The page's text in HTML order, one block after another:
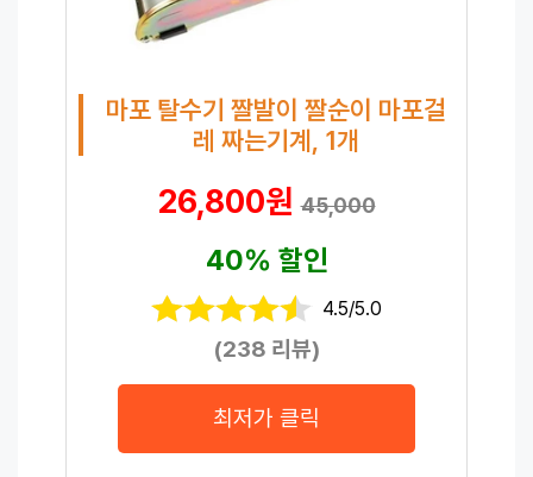
마포 탈수기 짤발이 짤순이 마포걸
레 짜는기계, 1개
26,800원45,000
40% 할인
4.5/5.0
(238 리뷰)
최저가 클릭